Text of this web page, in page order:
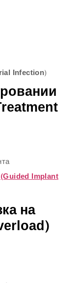
Infection)
(Guided Implant
на